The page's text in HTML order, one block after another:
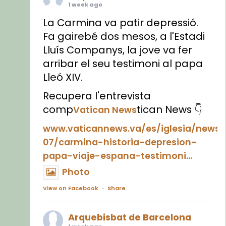
1 week ago
La Carmina va patir depressió.
Fa gairebé dos mesos, a l'Estadi
Lluís Companys, la jove va fer
arribar el seu testimoni al papa
Lleó XIV.
Recupera l'entrevista
compVatican Newstican News 👇
www.vaticannews.va/es/iglesia/news/
07/carmina-historia-depresion-
papa-viaje-espana-testimoni...
Photo
View on Facebook · Share
Arquebisbat de Barcelona